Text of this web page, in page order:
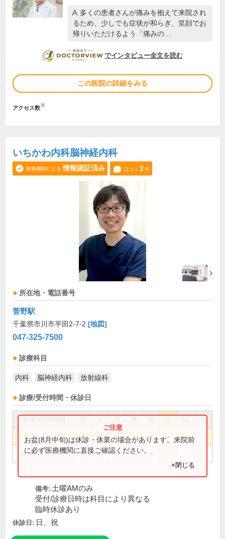
多くの患者さんが痛みを抱えて来院され
るため、少しでも症状が和らぎ、笑顔でお
帰りいただけるよう「痛みの…
DOCTORVIEW
でインタビュー全文を読む
この医院の詳細をみる
アクセス数※
いちかわ内科脳神経内科
医療機関による 情報認証済み 口コミ 2件
所在地・電話番号
菅野駅
千葉県市川市平田2-7-2 [地図]
047-325-7500
診療科目
内科 脳神経内科 放射線科
診療/受付時間・休診日
祝
8:30～12:00 ● ● ● ● ●
14:30～18:00 ● ● ● ●
お盆(8月中旬)は休診・休業の場合があります。来院前
に必ず医療機関に直接ご確認ください。
×閉じる
備考: 土曜AMのみ
受付/診療日時は科目により異なる
臨時休診あり
休診日: 日、祝